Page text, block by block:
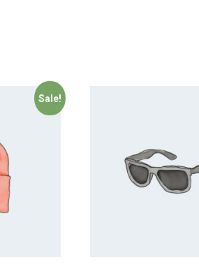
Sale!